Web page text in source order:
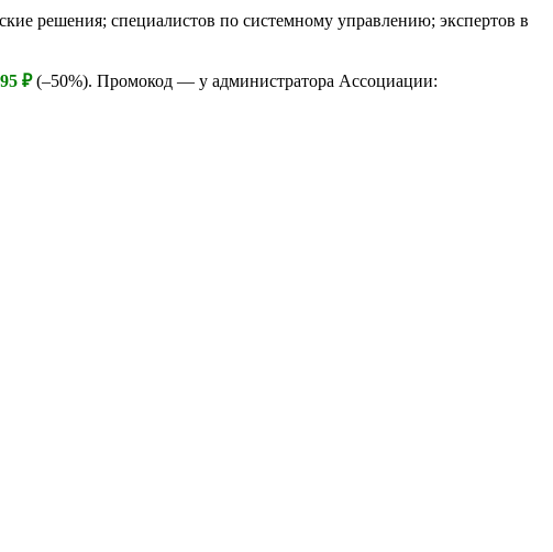
решения; специалистов по системному управлению; экспертов в
₽(–50%). Промокод — у администратора Ассоциации: